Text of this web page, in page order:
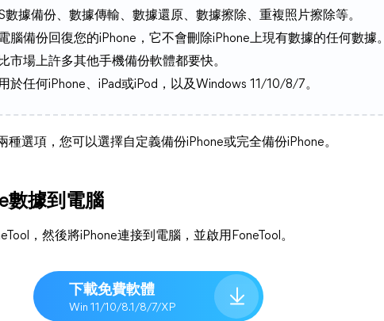
數據備份、數據傳輸、數據還原、數據擦除、重複照片擦除等。
腦備份回復您的iPhone，它不會刪除iPhone上現有數據的任何數據。
市場上許多其他手機備份軟體都要快。
於任何iPhone、iPad或iPod，以及Windows 11/10/8/7。
選項，您可以選擇自定義備份iPhone或完全備份iPhone。
數據到電腦
，然後將iPhone連接到電腦，並啟用FoneTool。
下載免費軟體
Win 11/10/8.1/8/7/XP